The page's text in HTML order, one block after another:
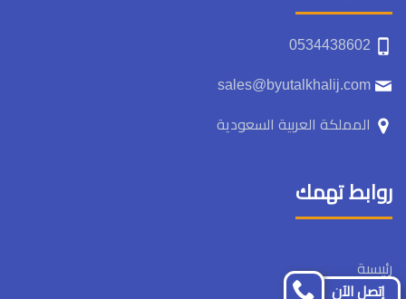
المملكة العربية السعودية
روابط تهمك
رئيسىة
إتصل الآن